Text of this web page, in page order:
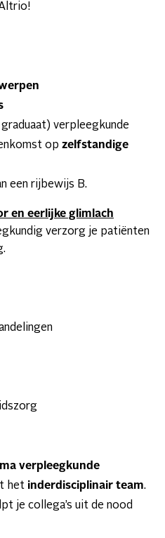
verpleegkunde
op zelfstandige
een rijbewijs B.
en eerlijke glimlach
verzorg je patiënten
verpleegkunde
het inderdisciplinair team.
je collega’s uit de nood